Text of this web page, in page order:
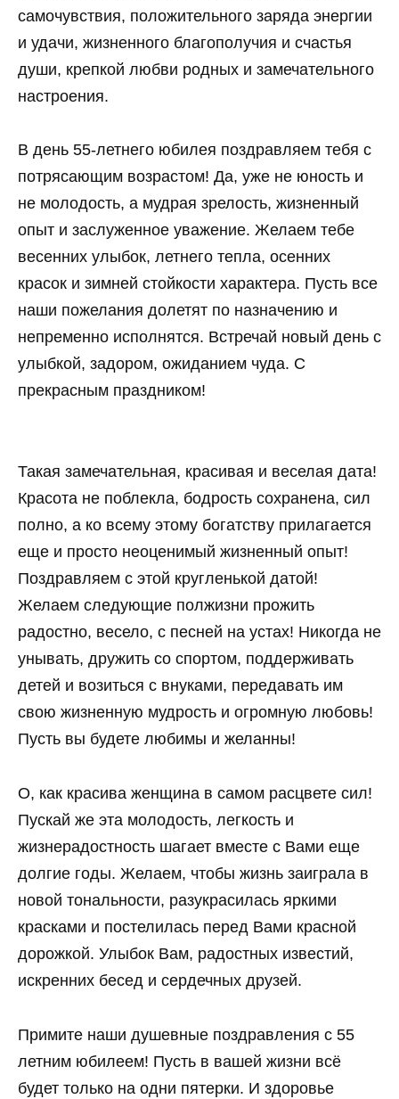
самочувствия, положительного заряда энергии
и удачи, жизненного благополучия и счастья
души, крепкой любви родных и замечательного
настроения.
В день 55-летнего юбилея поздравляем тебя с
потрясающим возрастом! Да, уже не юность и
не молодость, а мудрая зрелость, жизненный
опыт и заслуженное уважение. Желаем тебе
весенних улыбок, летнего тепла, осенних
красок и зимней стойкости характера. Пусть все
наши пожелания долетят по назначению и
непременно исполнятся. Встречай новый день с
улыбкой, задором, ожиданием чуда. С
прекрасным праздником!
Такая замечательная, красивая и веселая дата!
Красота не поблекла, бодрость сохранена, сил
полно, а ко всему этому богатству прилагается
еще и просто неоценимый жизненный опыт!
Поздравляем с этой кругленькой датой!
Желаем следующие полжизни прожить
радостно, весело, с песней на устах! Никогда не
унывать, дружить со спортом, поддерживать
детей и возиться с внуками, передавать им
свою жизненную мудрость и огромную любовь!
Пусть вы будете любимы и желанны!
О, как красива женщина в самом расцвете сил!
Пускай же эта молодость, легкость и
жизнерадостность шагает вместе с Вами еще
долгие годы. Желаем, чтобы жизнь заиграла в
новой тональности, разукрасилась яркими
красками и постелилась перед Вами красной
дорожкой. Улыбок Вам, радостных известий,
искренних бесед и сердечных друзей.
Примите наши душевные поздравления с 55
летним юбилеем! Пусть в вашей жизни всё
будет только на одни пятерки. И здоровье